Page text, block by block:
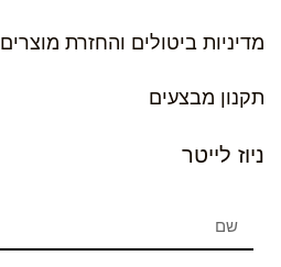
מדיניות ביטולים והחזרת מוצרים
תקנון מבצעים
ניוז לייטר